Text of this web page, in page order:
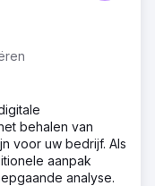
behalen van
voor uw bedrijf. Als
aanpak
analyse.